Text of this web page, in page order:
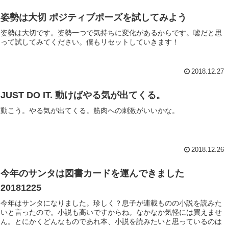
姿勢は大切 ポジティブポーズを試してみよう
姿勢は大切です。姿勢一つで気持ちに変化があるからです。嘘だと思
って試してみてください。僕もリセットしていきます！
2018.12.27
JUST DO IT. 動けばやる気が出てくる。
動こう。やる気が出てくる。筋肉への刺激がいいかな。
2018.12.26
今年のサンタは図書カードを運んできました
20181225
今年はサンタになりました。珍しく？息子が連載ものの小説を読みた
いと言ったので。小説も高いですからね。なかなか気軽には買えませ
ん。とにかくどんなものであれ本、小説を読みたいと思っているのは